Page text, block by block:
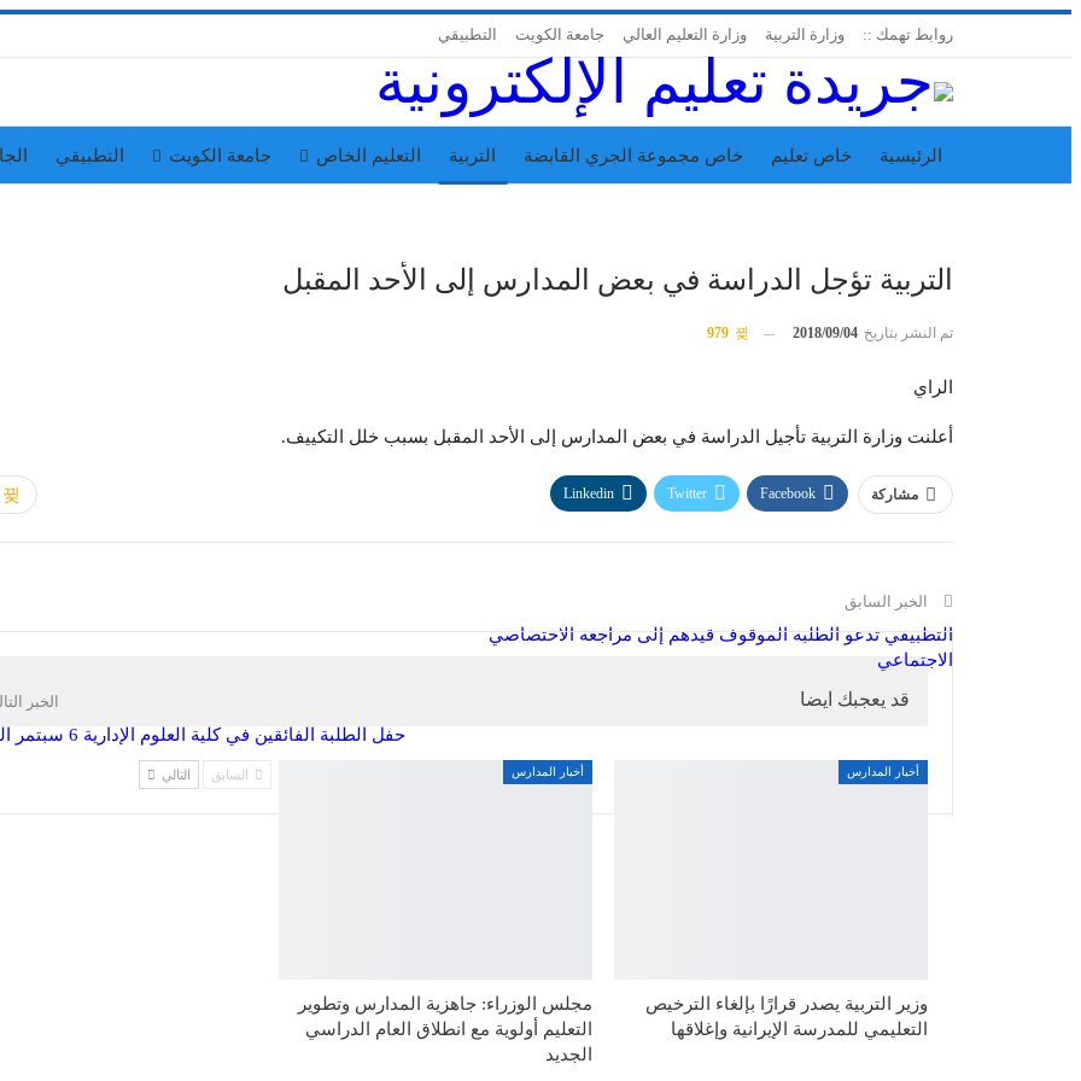
روابط تهمك :: وزارة التربية وزارة التعليم العالي جامعة الكويت التطبيقي
الرئيسية خاص تعليم خاص مجموعة الجري القابضة التربية التعليم الخاص جامعة الكويت التطبيقي
التربية تؤجل الدراسة في بعض المدارس إلى الأحد المقبل
تم النشر بتاريخ 2018/09/04
الراي
أعلنت وزارة التربية تأجيل الدراسة في بعض المدارس إلى الأحد المقبل بسبب خلل التكييف.
مشاركة Facebook
Twitter
Linkedin
الخبر السابق
التطبيقي تدعو الطلبة الموقوف قيدهم إلى مراجعة الاختصاصي
الاجتماعي
الخبر
حفل الطلبة الفائقين في كلية العلوم الإدارية 6 سبتمر المقبل
قد يعجبك ايضا
أخبار المدارس
وزير التربية يصدر قرارًا بإلغاء الترخيص
التعليمي للمدرسة الإيرانية وإغلاقها
أخبار المدارس
مجلس الوزراء: جاهزية المدارس وتطوير
التعليم أولوية مع انطلاق العام الدراسي
الجديد
السابق التالي